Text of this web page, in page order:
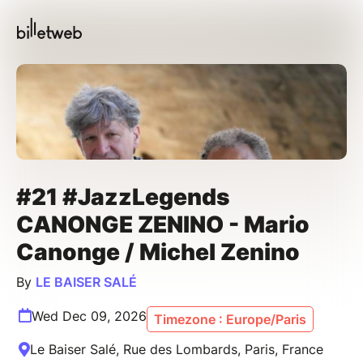
#21 #JazzLegends
CANONGE ZENINO - Mario
Canonge / Michel Zenino
By LE BAISER SALÉ
Wed Dec 09, 2026 Timezone : Europe/Paris
Le Baiser Salé, Rue des Lombards, Paris, France